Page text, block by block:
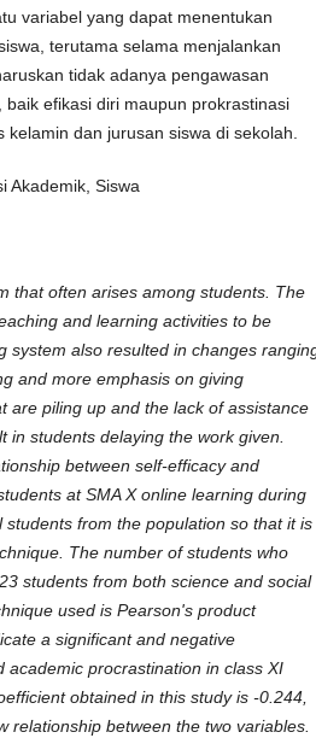
variabel yang dapat menentukan
terutama selama menjalankan
tidak adanya pengawasan
efikasi diri maupun prokrastinasi
dan jurusan siswa di sekolah.
Akademik, Siswa
that often arises among students. The
and learning activities to be
system also resulted in changes
and more emphasis on giving
are piling up and the lack of assistance
students delaying the work given.
between self-efficacy and
at SMA X online learning during
from the population so that it is
The number of students who
students from both science and social
used is Pearson's product
a significant and negative
procrastination in class XI
obtained in this study is -0.244,
relationship between the two variables.